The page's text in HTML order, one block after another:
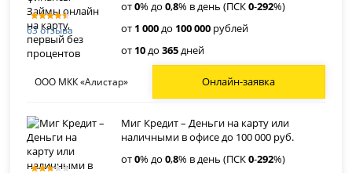
63 отзыва
от0% до0,8% в день (ПСК0-292%)
от 1 000до 100 000 рублей
от 10до365дней
ООО МКК «Алистар» Онлайн-заявка
Миг Кредит – Деньги на карту или
наличными в офисе до 100 000 руб.
от0% до0,8% в день (ПСК0-292%)